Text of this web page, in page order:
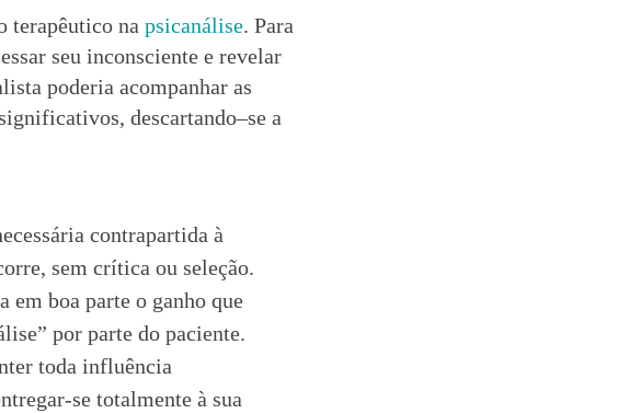
terapêutico na psicanálise. Para
seu inconsciente e revelar
poderia acompanhar as
descartando–se a
contrapartida à
sem crítica ou seleção.
em boa parte o ganho que
por parte do paciente.
toda influência
se totalmente à sua